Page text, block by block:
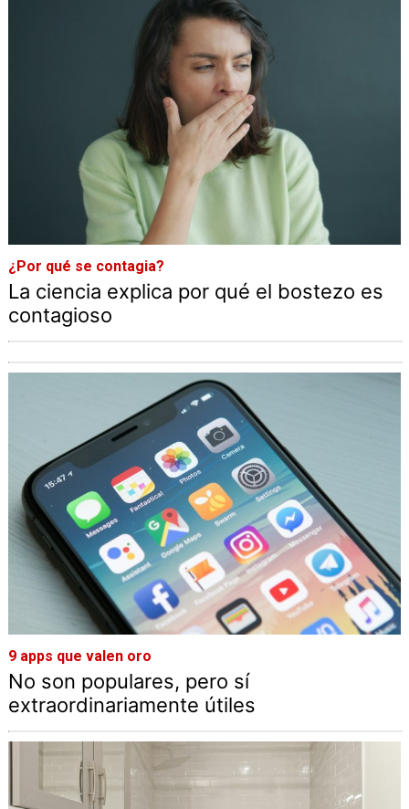
¿Por qué se contagia?
La ciencia explica por qué el bostezo es
contagioso
9 apps que valen oro
No son populares, pero sí
extraordinariamente útiles